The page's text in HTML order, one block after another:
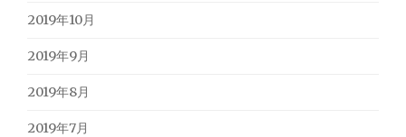
2019年10月
2019年9月
2019年8月
2019年7月